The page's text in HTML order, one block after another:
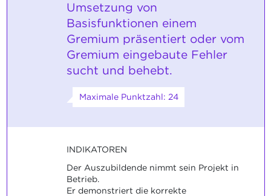
Umsetzung von
Basisfunktionen einem
Gremium präsentiert oder vom
Gremium eingebaute Fehler
sucht und behebt.
Maximale Punktzahl: 24
INDIKATOREN
Der Auszubildende nimmt sein Projekt in
Betrieb.
Er demonstriert die korrekte